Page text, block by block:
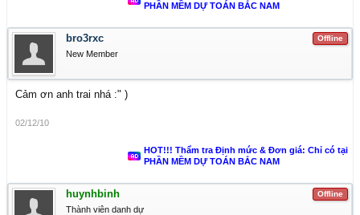
PHẦN MỀM DỰ TOÁN BẮC NAM
Offline
bro3rxc
New Member
Cảm ơn anh trai nhá :" )
02/12/10
HOT!!! Thẩm tra Định mức & Đơn giá: Chỉ có tại
PHẦN MỀM DỰ TOÁN BẮC NAM
Offline
huynhbinh
Thành viên danh dự